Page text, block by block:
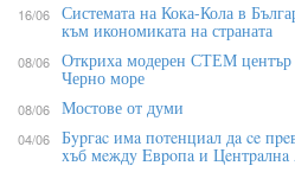
16/06 Системата на Кока-Кола в
към икономиката на страната
08/06 Откриха модерен СТЕМ
Черно море
08/06 Мостове от думи
04/06 Бypгac имa пoтeнциaл дa ce
xъб мeждy Eвpoпa и Цeнтpaлнa